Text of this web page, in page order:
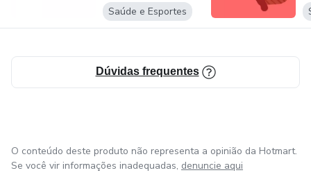
Rápi...
Saúde e Esportes
Dúvidas frequentes
O conteúdo deste produto não representa a opinião da Hotmart.
Se você vir informações inadequadas, denuncie aqui